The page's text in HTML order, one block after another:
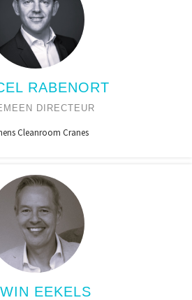
RABENORT
DIRECTEUR
Cleanroom Cranes
EEKELS